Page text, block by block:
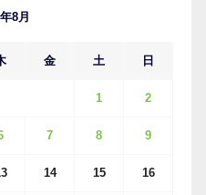
8月
金 土 日
1 2
7 8 9
14 15 16